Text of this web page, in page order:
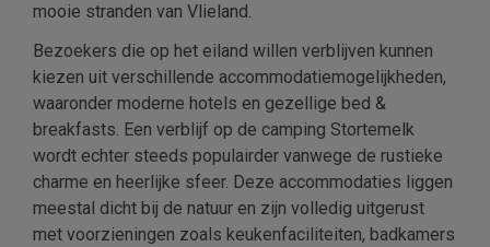
mooie stranden van Vlieland.
Bezoekers die op het eiland willen verblijven kunnen
kiezen uit verschillende accommodatiemogelijkheden,
waaronder moderne hotels en gezellige bed &
breakfasts. Een verblijf op de camping Stortemelk
wordt echter steeds populairder vanwege de rustieke
charme en heerlijke sfeer. Deze accommodaties liggen
meestal dicht bij de natuur en zijn volledig uitgerust
met voorzieningen zoals keukenfaciliteiten, badkamers